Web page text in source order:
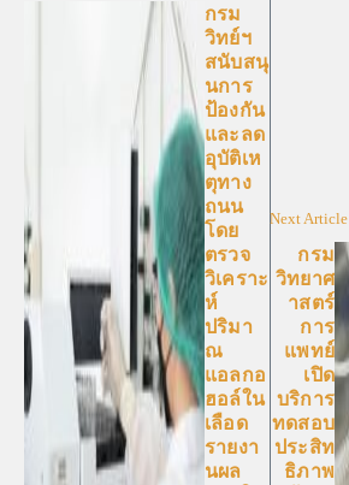
กรม
วิทย์ฯ
สนับสนุ
นการ
ป้องกัน
และลด
อุบัติเห
ตุทาง
ถนน
โดย
ตรวจ
วิเคราะ
ห์
ปริมา
ณ
แอลกอ
ฮอล์ใน
เลือด
รายงา
นผล
Next Article
กรม
วิทยาศ
าสตร์
การ
แพทย์
เปิด
บริการ
ทดสอบ
ประสิท
ธิภาพ